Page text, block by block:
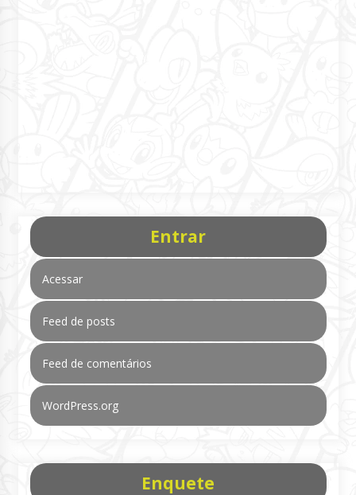
Entrar
Acessar
Feed de posts
Feed de comentários
WordPress.org
Enquete